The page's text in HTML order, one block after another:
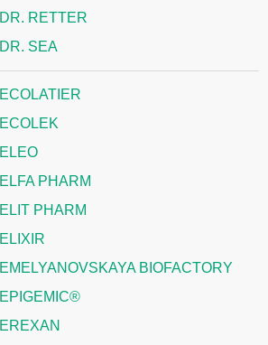
DR. RETTER
DR. SEA
ECOLATIER
ECOLEK
ELEO
ELFA PHARM
ELIT PHARM
ELIXIR
EMELYANOVSKAYA BIOFACTORY
EPIGEMIC®
EREXAN